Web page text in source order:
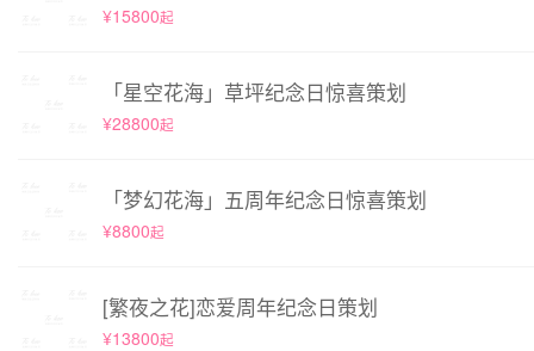
¥15800起
「星空花海」草坪纪念日惊喜策划
¥28800起
「梦幻花海」五周年纪念日惊喜策划
¥8800起
[繁夜之花]恋爱周年纪念日策划
¥13800起